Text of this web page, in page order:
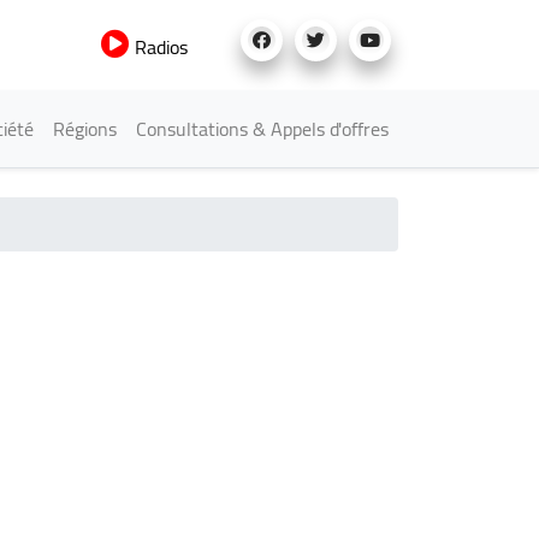
Radios
Régions Consultations & Appels d'offres